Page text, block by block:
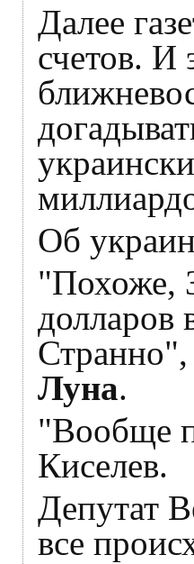
Далее
счетов. И
Об
"Похоже,
долларов
Странно",
Луна.
"Вообще
Киселев.
Депутат
все